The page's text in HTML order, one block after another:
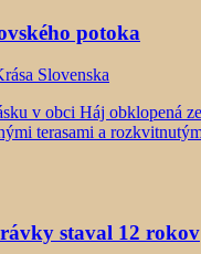
potoka
Slovenska
staval 12 rokov